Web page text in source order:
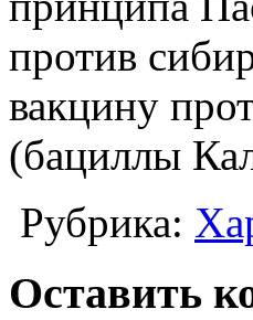
против
вакцину
(бациллы
Рубрика:
Оставить